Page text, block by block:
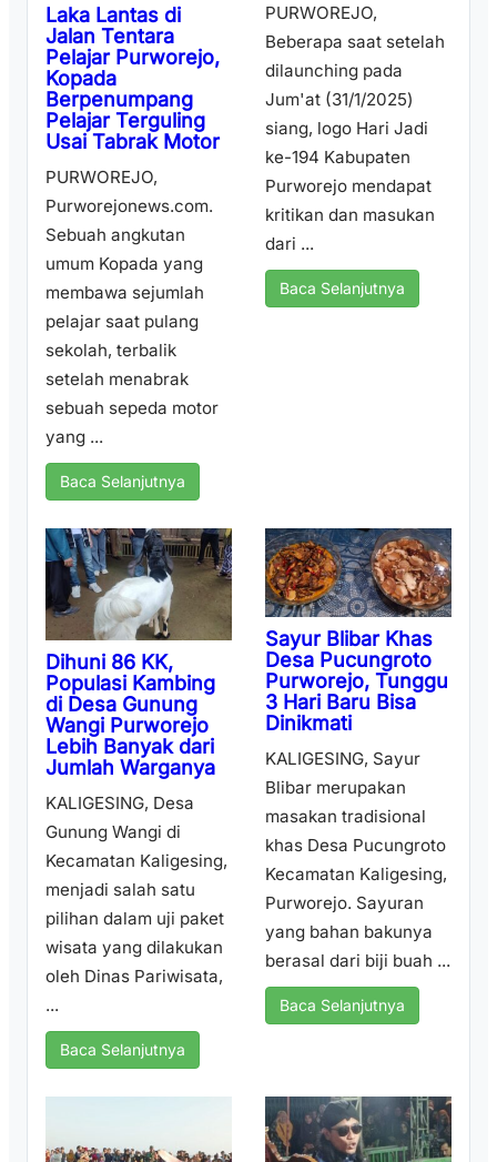
Laka Lantas di
Jalan Tentara
Pelajar Purworejo,
Kopada
Berpenumpang
Pelajar Terguling
Usai Tabrak Motor
PURWOREJO,
Purworejonews.com.
Sebuah angkutan
umum Kopada yang
membawa sejumlah
pelajar saat pulang
sekolah, terbalik
setelah menabrak
sebuah sepeda motor
yang ...
Baca Selanjutnya
PURWOREJO,
Beberapa saat setelah
dilaunching pada
Jum'at (31/1/2025)
siang, logo Hari Jadi
ke-194 Kabupaten
Purworejo mendapat
kritikan dan masukan
dari ...
Baca Selanjutnya
Dihuni 86 KK,
Populasi Kambing
di Desa Gunung
Wangi Purworejo
Lebih Banyak dari
Jumlah Warganya
KALIGESING, Desa
Gunung Wangi di
Kecamatan Kaligesing,
menjadi salah satu
pilihan dalam uji paket
wisata yang dilakukan
oleh Dinas Pariwisata,
...
Baca Selanjutnya
Sayur Blibar Khas
Desa Pucungroto
Purworejo, Tunggu
3 Hari Baru Bisa
Dinikmati
KALIGESING, Sayur
Blibar merupakan
masakan tradisional
khas Desa Pucungroto
Kecamatan Kaligesing,
Purworejo. Sayuran
yang bahan bakunya
berasal dari biji buah ...
Baca Selanjutnya